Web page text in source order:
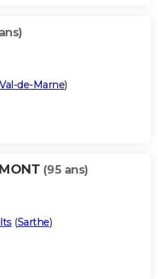
Val-de-Marne)
(95 ans)
(Sarthe)